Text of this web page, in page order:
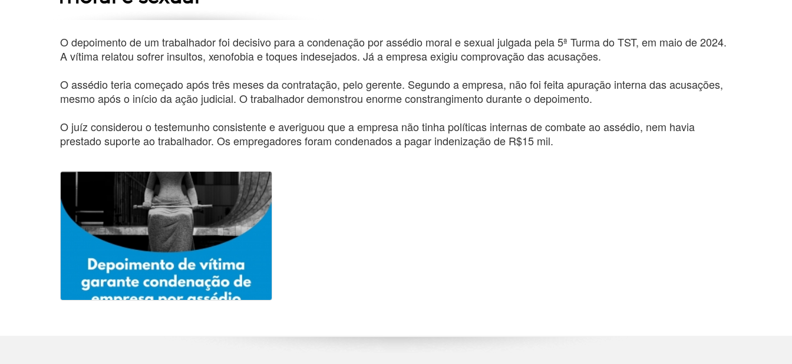
O depoimento de um trabalhador foi decisivo para a condenação por assédio moral e sexual julgada pela 5ª Turma do TST, em maio de 2024.
A vítima relatou sofrer insultos, xenofobia e toques indesejados. Já a empresa exigiu comprovação das acusações.
O assédio teria começado após três meses da contratação, pelo gerente. Segundo a empresa, não foi feita apuração interna das acusações,
mesmo após o início da ação judicial. O trabalhador demonstrou enorme constrangimento durante o depoimento.
O juíz considerou o testemunho consistente e averiguou que a empresa não tinha políticas internas de combate ao assédio, nem havia
prestado suporte ao trabalhador. Os empregadores foram condenados a pagar indenização de R$15 mil.